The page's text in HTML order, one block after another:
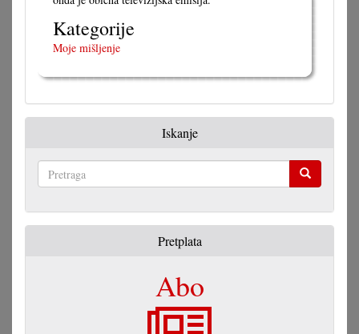
Kategorije
Moje mišljenje
Iskanje
Pretplata
Abo